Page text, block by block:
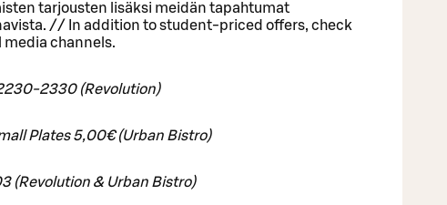
tarjousten lisäksi meidän tapahtumat
// In addition to student-priced offers, check
media channels.
2330 (Revolution)
Plates 5,00€ (Urban Bistro)
(Revolution & Urban Bistro)